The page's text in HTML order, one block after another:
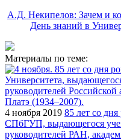
А.Д. Некипелов: Зачем и
День знаний в
Материалы по теме:
4 ноября 2019 85 лет со
СПбГУП, выдающегося
руководителей РАН,